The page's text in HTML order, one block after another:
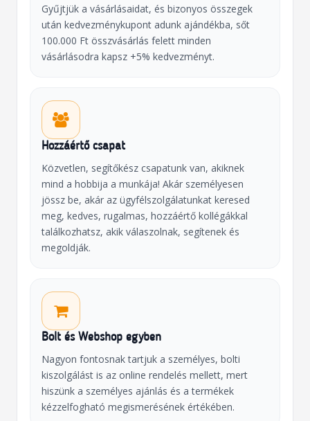
Gyűjtjük a vásárlásaidat, és bizonyos összegek
után kedvezménykupont adunk ajándékba, sőt
100.000 Ft összvásárlás felett minden
vásárlásodra kapsz +5% kedvezményt.
Hozzáértő csapat
Közvetlen, segítőkész csapatunk van, akiknek
mind a hobbija a munkája! Akár személyesen
jössz be, akár az ügyfélszolgálatunkat keresed
meg, kedves, rugalmas, hozzáértő kollégákkal
találkozhatsz, akik válaszolnak, segítenek és
megoldják.
Bolt és Webshop egyben
Nagyon fontosnak tartjuk a személyes, bolti
kiszolgálást is az online rendelés mellett, mert
hiszünk a személyes ajánlás és a termékek
kézzelfogható megismerésének értékében.